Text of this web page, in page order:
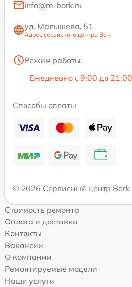
info@re-bork.ru
ул. Малышева, 51
Адрес сервисного центра Bork
Режим работы:
Ежедневно с 9:00 до 21:00
Способы оплаты
© 2026 Сервисный центр Bork
Стоимость ремонта
Оплата и доставка
Контакты
Вакансии
О компании
Ремонтируемые модели
Наши услуги